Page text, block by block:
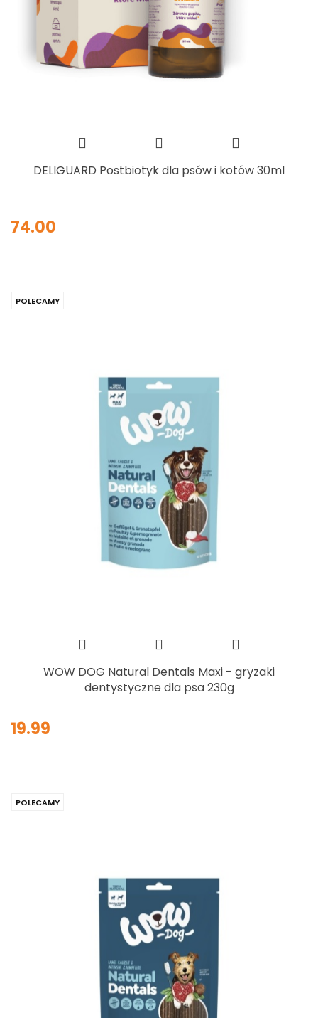
DELIGUARD Postbiotyk dla psów i kotów 30ml
74.00
POLECAMY
WOW DOG Natural Dentals Maxi - gryzaki
dentystyczne dla psa 230g
19.99
POLECAMY